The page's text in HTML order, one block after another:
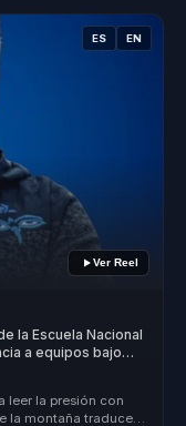
ES EN
Ver Reel
la Escuela Nacional
a equipos bajo
leer la presión con
la montaña traduce